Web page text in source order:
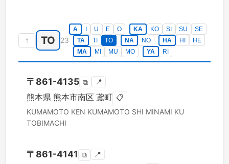
↑ TO 23
A U E O KA KO SI SU
SE
TA
TI TO NA NO HA HI
HE
MA
MI MU MO YA RI
〒 861-4135 ⧉ 📍
熊本県 熊本市南区 鳶町 📋
KUMAMOTO KEN KUMAMOTO SHI MINAMI KU
TOBIMACHI
〒 861-4141 ⧉ 📍